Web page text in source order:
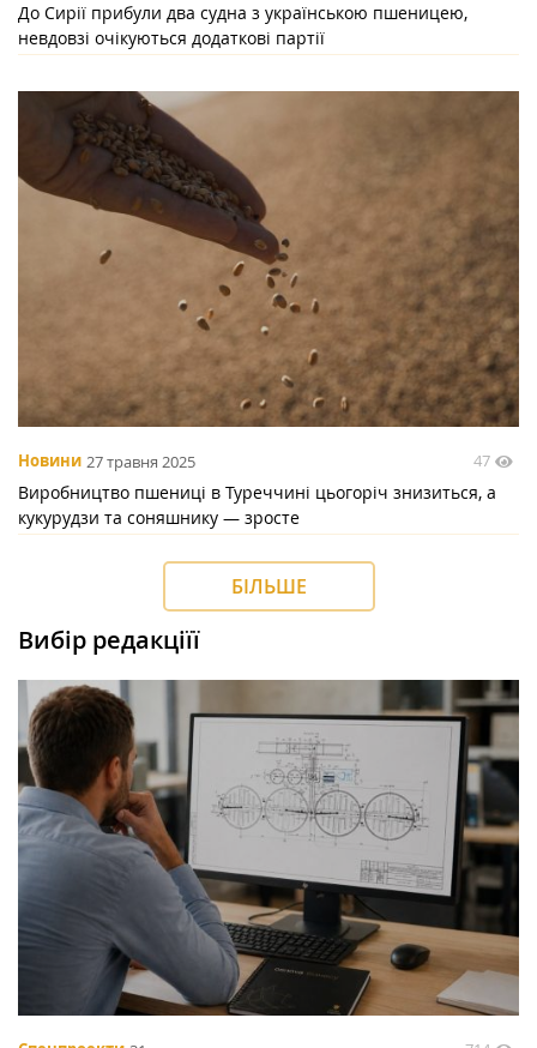
До Сирії прибули два судна з українською пшеницею,
невдовзі очікуються додаткові партії
Новини 27 травня 2025 47
Виробництво пшениці в Туреччині цьогоріч знизиться, а
кукурудзи та соняшнику — зросте
БІЛЬШЕ
Вибір редакціїї